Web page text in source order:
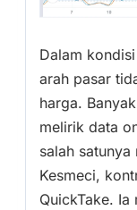
Dalam
arah pasar
harga.
melirik data
salah
Kesmeci,
QuickTake.